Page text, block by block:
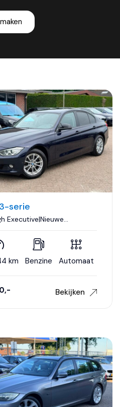
serie
Executive|Nieuwe
km Benzine Automaat
Bekijken